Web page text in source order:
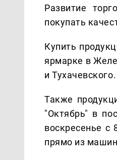
Развитие
покупать
Купить
ярмарке в
и
Также
"Октябрь" в
воскресенье
прямо из